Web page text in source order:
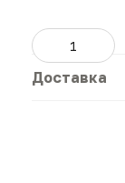
Доставка